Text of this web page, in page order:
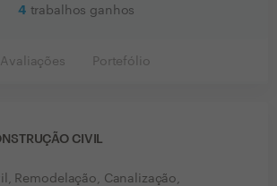
4 trabalhos ganhos
Avaliações Portefólio
CIVIL
Remodelação, Canalização,